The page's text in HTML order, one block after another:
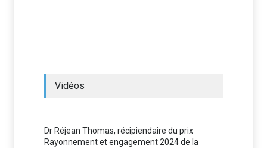
Vidéos
Dr Réjean Thomas, récipiendaire du prix
Rayonnement et engagement 2024 de la